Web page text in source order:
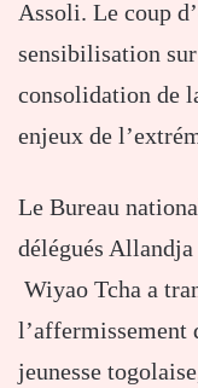
Assoli. Le coup
sensibilisation
consolidation de
enjeux de
Le Bureau
délégués Allandja
Wiyao Tcha a
l’affermissement
jeunesse